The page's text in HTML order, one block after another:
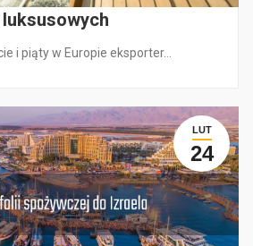
i piąty w Europie eksporter…
LUT
24